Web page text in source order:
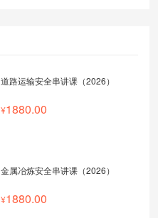
道路运输安全串讲课（2026）
1880.00
金属冶炼安全串讲课（2026）
1880.00